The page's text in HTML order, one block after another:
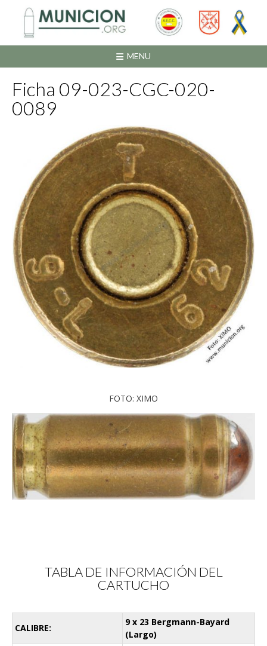
contenido
MENU
Ficha 09-023-CGC-020-
0089
FOTO: XIMO
TABLA DE INFORMACIÓN DEL
CARTUCHO
CALIBRE:
9 x 23 Bergmann-Bayard
(Largo)